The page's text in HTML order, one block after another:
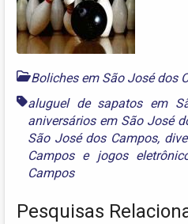
Boliches em São José dos
aluguel de sapatos em
aniversários em São José
São José dos Campos,
Campose jogos
Campos
Pesquisas